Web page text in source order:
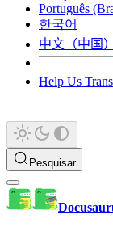
Português
한국어
中文（中国）
Help Us
Pesquisar